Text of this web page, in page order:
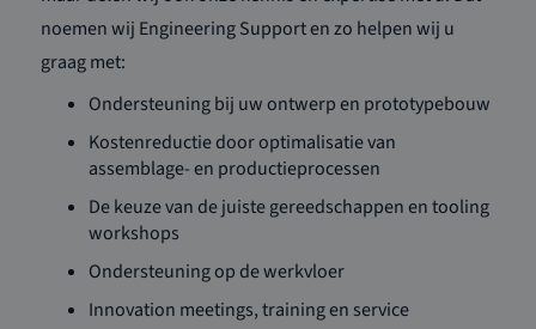
noemen wij Engineering Support en zo helpen wij u
graag met:
Ondersteuning bij uw ontwerp en prototypebouw
Kostenreductie door optimalisatie van
assemblage- en productieprocessen
De keuze van de juiste gereedschappen en tooling
workshops
Ondersteuning op de werkvloer
Innovation meetings, training en service